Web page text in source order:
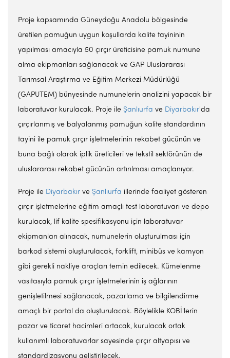
Proje kapsamında Güneydoğu Anadolu bölgesinde
üretilen pamuğun uygun koşullarda kalite tayininin
yapılması amacıyla 50 çırçır üreticisine pamuk numune
alma ekipmanları sağlanacak ve GAP Uluslararası
Tarımsal Araştırma ve Eğitim Merkezi Müdürlüğü
(GAPUTEM) bünyesinde numunelerin analizini yapacak bir
laboratuvar kurulacak. Proje ile Şanlıurfa ve Diyarbakır'da
çırçırlanmış ve balyalanmış pamuğun kalite standardının
tayini ile pamuk çırçır işletmelerinin rekabet gücünün ve
buna bağlı olarak iplik üreticileri ve tekstil sektörünün de
uluslararası rekabet gücünün artırılması amaçlanıyor.
Proje ile Diyarbakır ve Şanlıurfa illerinde faaliyet gösteren
çırçır işletmelerine eğitim amaçlı test laboratuvarı ve depo
kurulacak, lif kalite spesifikasyonu için laboratuvar
ekipmanları alınacak, numunelerin oluşturulması için
barkod sistemi oluşturulacak, forklift, minibüs ve kamyon
gibi gerekli nakliye araçları temin edilecek. Kümelenme
vasıtasıyla pamuk çırçır işletmelerinin iş ağlarının
genişletilmesi sağlanacak, pazarlama ve bilgilendirme
amaçlı bir portal da oluşturulacak. Böylelikle KOBİ'lerin
pazar ve ticaret hacimleri artacak, kurulacak ortak
kullanımlı laboratuvarlar sayesinde çırçır altyapısı ve
standardizasyonu geliştirilecek.